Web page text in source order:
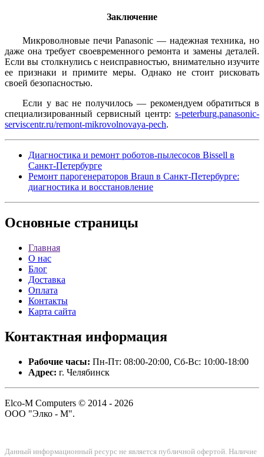
Заключение
Микроволновые печи Panasonic — надежная техника, но
даже она требует своевременного ремонта и замены деталей.
Если вы столкнулись с неисправностью, внимательно изучите
ее признаки и примите меры. Однако не стоит рисковать
своей безопасностью.
Если у вас не получилось — рекомендуем обратиться в
специализированный сервисный центр: s-peterburg.panasonic-
serviscentr.ru/remont-mikrovolnovaya-pech.
Диагностика и ремонт роботов-пылесосов Bissell в
Санкт-Петербурге
Ремонт парогенераторов Braun в Санкт-Петербурге:
диагностика и восстановление
Основные страницы
Главная
О нас
Блог
Доставка
Оплата
Контакты
Карта сайта
Контактная информация
Рабочие часы: Пн-Пт: 08:00-20:00, Сб-Вс: 10:00-18:00
Адрес: г. Челябинск
Elco-M Computers © 2014 - 2026
ООО "Элко - М".
Данный информационный ресурс не является публичной офертой. Наличие